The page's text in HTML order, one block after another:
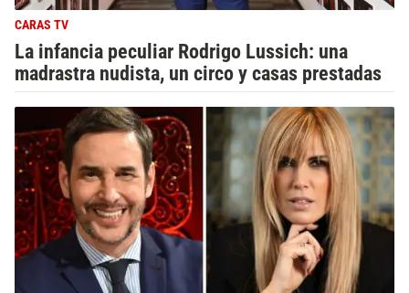
CARAS TV
La infancia peculiar Rodrigo Lussich: una
madrastra nudista, un circo y casas prestadas